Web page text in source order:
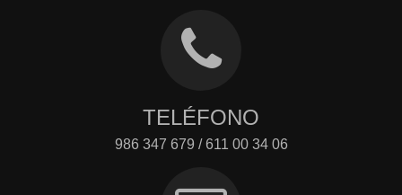
TELÉFONO
986 347 679 / 611 00 34 06